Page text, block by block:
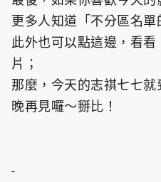
更多人知道「不分區名單
此外也可以點這邊，看
片；
那麼，今天的志祺七七
晚再見囉～掰比！
-